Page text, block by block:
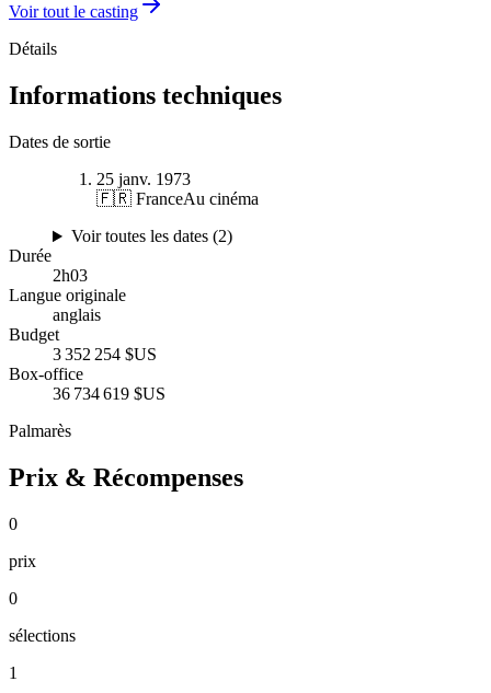
Voir tout le casting
Détails
Informations techniques
Dates de sortie
25 janv. 1973
🇫🇷 FranceAu cinéma
Voir toutes les dates (2)
Durée
2h03
Langue originale
anglais
Budget
3 352 254 $US
Box-office
36 734 619 $US
Palmarès
Prix & Récompenses
0
prix
0
sélections
1